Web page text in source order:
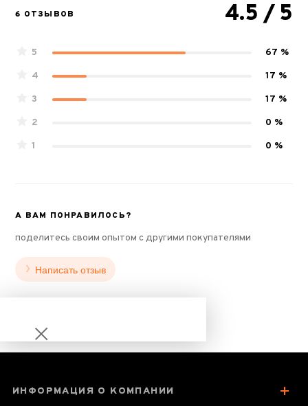
6 ОТЗЫВОВ 4.5 / 5
5
67 %
4
17 %
3
17 %
2
0 %
1
0 %
А ВАМ ПОНРАВИЛОСЬ?
поделитесь своим опытом с другими покупателями
Написать отзыв
ИНФОРМАЦИЯ О КОМПАНИИ